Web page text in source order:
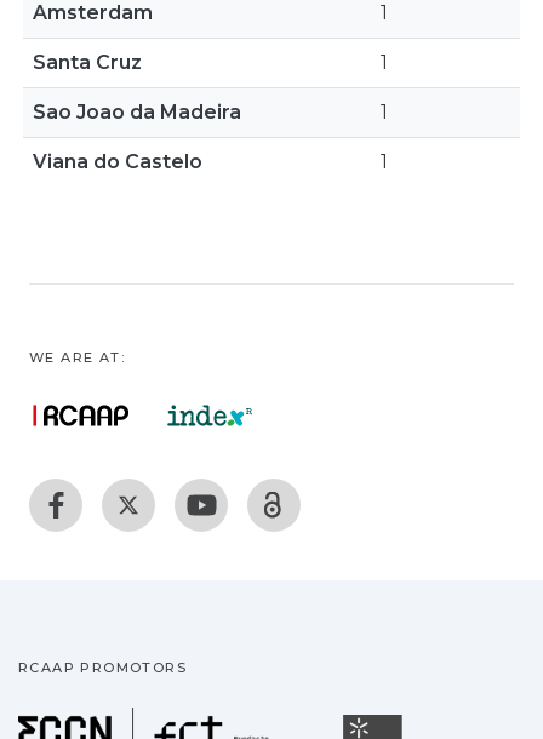
Amsterdam 1
Santa Cruz 1
Sao Joao da Madeira 1
Viana do Castelo 1
WE ARE AT:
RCAAP PROMOTORS
Fundação para a